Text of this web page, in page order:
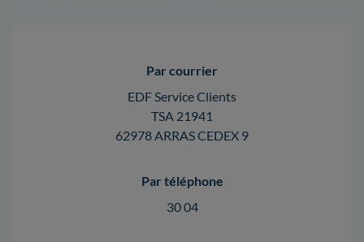
Par courrier
EDF Service Clients
TSA 21941
62978 ARRAS CEDEX 9
Par téléphone
30 04